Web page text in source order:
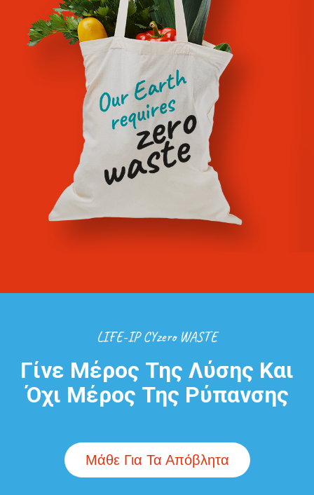
LIFE-IP CYzero WASTE
Γίνε Μέρος Της Λύσης Και
Όχι Μέρος Της Ρύπανσης
Μάθε Για Τα Απόβλητα